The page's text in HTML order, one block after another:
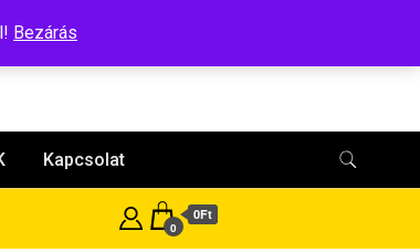
Bezárás
Kapcsolat
0
0Ft